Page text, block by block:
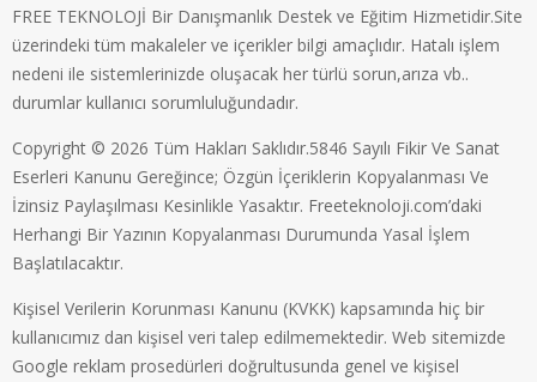
FREE TEKNOLOJİ Bir Danışmanlık Destek ve Eğitim Hizmetidir.Site
üzerindeki tüm makaleler ve içerikler bilgi amaçlıdır. Hatalı işlem
nedeni ile sistemlerinizde oluşacak her türlü sorun,arıza vb..
durumlar kullanıcı sorumluluğundadır.
Copyright © 2026 Tüm Hakları Saklıdır.5846 Sayılı Fikir Ve Sanat
Eserleri Kanunu Gereğince; Özgün İçeriklerin Kopyalanması Ve
İzinsiz Paylaşılması Kesinlikle Yasaktır. Freeteknoloji.com’daki
Herhangi Bir Yazının Kopyalanması Durumunda Yasal İşlem
Başlatılacaktır.
Kişisel Verilerin Korunması Kanunu (KVKK) kapsamında hiç bir
kullanıcımız dan kişisel veri talep edilmemektedir. Web sitemizde
Google reklam prosedürleri doğrultusunda genel ve kişisel